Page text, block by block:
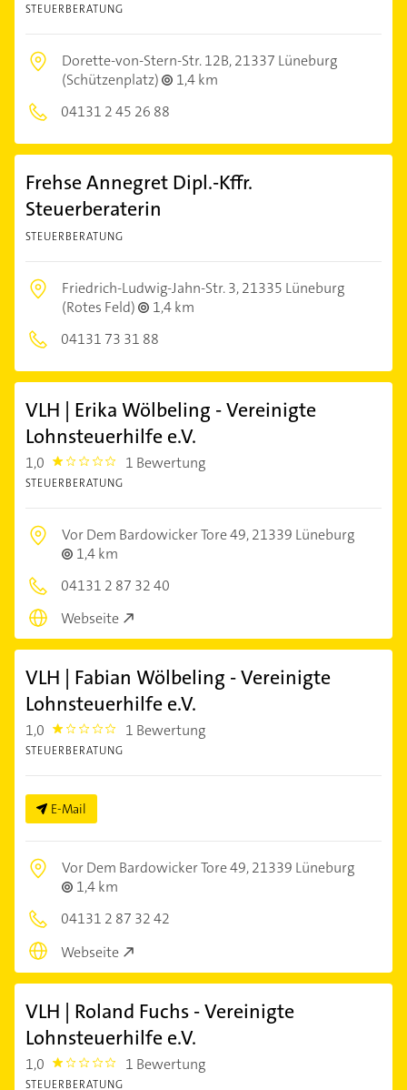
STEUERBERATUNG
Dorette-von-Stern-Str. 12B,21337 Lüneburg
(Schützenplatz)
1,4 km
04131 2 45 26 88
Frehse Annegret Dipl.-Kffr.
Steuerberaterin
STEUERBERATUNG
Friedrich-Ludwig-Jahn-Str. 3,21335 Lüneburg
(Rotes Feld)
1,4 km
04131 73 31 88
VLH | Erika Wölbeling - Vereinigte
Lohnsteuerhilfe e.V.
1,0 1.0 1 Bewertung
STEUERBERATUNG
Vor Dem Bardowicker Tore 49,21339 Lüneburg
1,4 km
04131 2 87 32 40
Webseite
VLH | Fabian Wölbeling - Vereinigte
Lohnsteuerhilfe e.V.
1,0 1.0 1 Bewertung
STEUERBERATUNG
E-Mail
Vor Dem Bardowicker Tore 49,21339 Lüneburg
1,4 km
04131 2 87 32 42
Webseite
VLH | Roland Fuchs - Vereinigte
Lohnsteuerhilfe e.V.
1,0 1.0 1 Bewertung
STEUERBERATUNG